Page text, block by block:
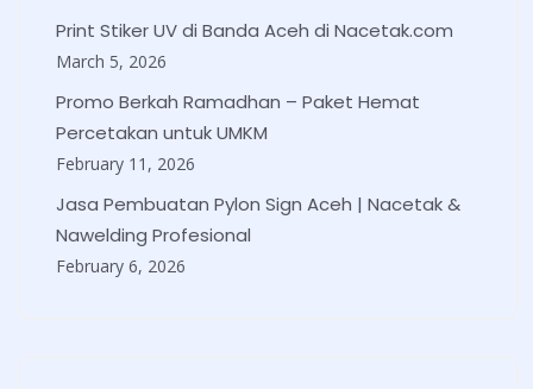
Print Stiker UV di Banda Aceh di Nacetak.com
March 5, 2026
Promo Berkah Ramadhan – Paket Hemat
Percetakan untuk UMKM
February 11, 2026
Jasa Pembuatan Pylon Sign Aceh | Nacetak &
Nawelding Profesional
February 6, 2026